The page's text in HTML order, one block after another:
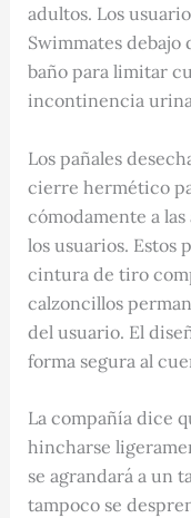
adultos. Los
Swimmates
baño para limitar
incontinencia
Los pañales
cierre hermético
cómodamente a
los usuarios. Estos
cintura de tiro
calzoncillos
del usuario. El
forma segura al
La compañía dice
hincharse
se agrandará a un
tampoco se